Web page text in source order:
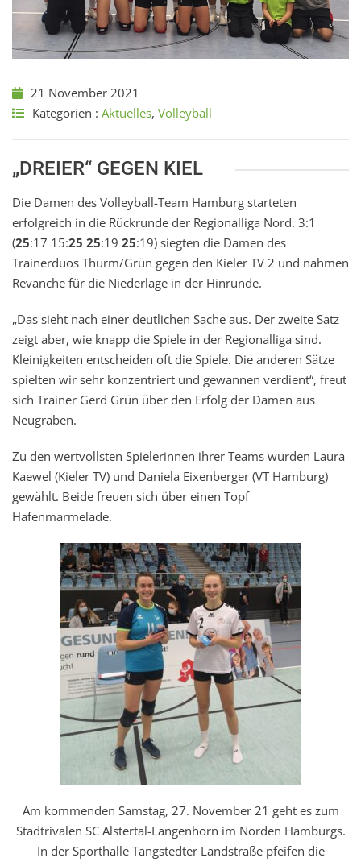
21 November 2021
Kategorien : Aktuelles, Volleyball
„DREIER“ GEGEN KIEL
Die Damen des Volleyball-Team Hamburg starteten
erfolgreich in die Rückrunde der Regionalliga Nord. 3:1
(25:17 15:25 25:19 25:19) siegten die Damen des
Trainerduos Thurm/Grün gegen den Kieler TV 2 und nahmen
Revanche für die Niederlage in der Hinrunde.
„Das sieht nach einer deutlichen Sache aus. Der zweite Satz
zeigt aber, wie knapp die Spiele in der Regionalliga sind.
Kleinigkeiten entscheiden oft die Spiele. Die anderen Sätze
spielten wir sehr konzentriert und gewannen verdient“, freut
sich Trainer Gerd Grün über den Erfolg der Damen aus
Neugraben.
Zu den wertvollsten Spielerinnen ihrer Teams wurden Laura
Kaewel (Kieler TV) und Daniela Eixenberger (VT Hamburg)
gewählt. Beide freuen sich über einen Topf
Hafenmarmelade.
Am kommenden Samstag, 27. November 21 geht es zum
Stadtrivalen SC Alstertal-Langenhorn im Norden Hamburgs.
In der Sporthalle Tangstedter Landstraße pfeifen die